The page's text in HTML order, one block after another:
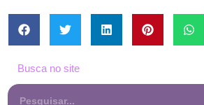
Busca no site